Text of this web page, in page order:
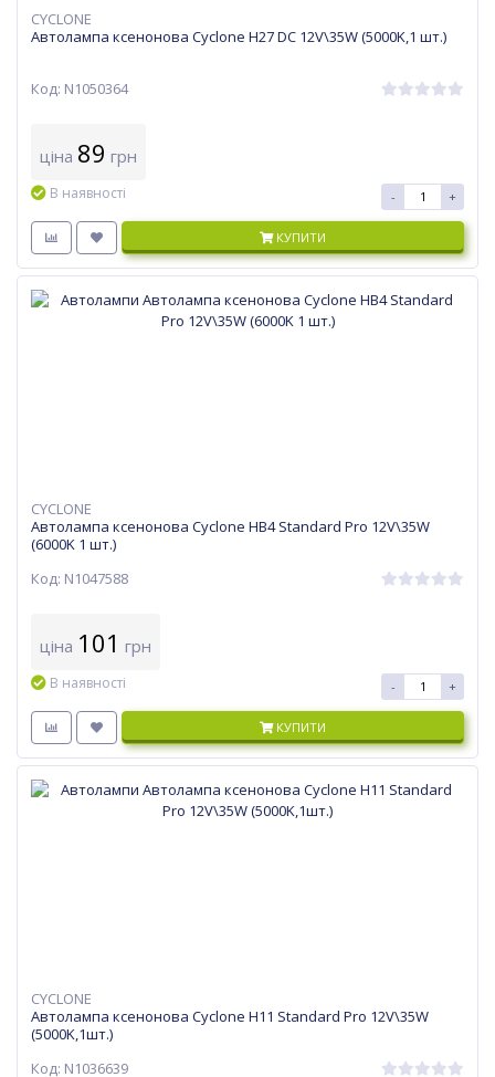
CYCLONE
Автолампа ксенонова Cyclone H27 DC 12V\35W (5000K,1 шт.)
Код: N1050364
ціна 89 грн
В наявності - +
КУПИТИ
CYCLONE
Автолампа ксенонова Cyclone HB4 Standard Pro 12V\35W
(6000K 1 шт.)
Код: N1047588
ціна 101 грн
В наявності - +
КУПИТИ
CYCLONE
Автолампа ксенонова Cyclone H11 Standard Pro 12V\35W
(5000K,1шт.)
Код: N1036639